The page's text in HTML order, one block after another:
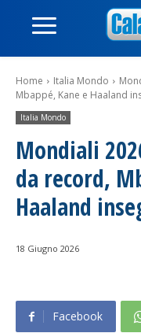
Home Italia Mondo
Mbappé, Kane e Haaland
Italia Mondo
Mondiali
da record,
Haaland
18 Giugno 2026
Facebook